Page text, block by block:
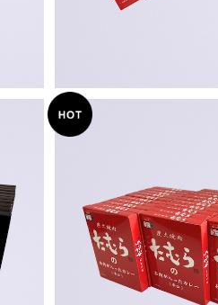
【お得・まとめ買い